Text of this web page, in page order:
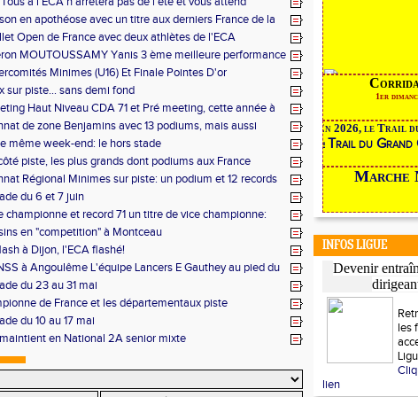
en apothéose avec un titre aux derniers France de la
Open de France avec deux athlètes de l'ECA
MOUTOUSSAMY Yanis 3 ème meilleure performance
Decines: Demi-fond
Minimes (U16) Et Finale Pointes D'or
(U14) à Besançon de haut niveau
sur piste... sans demi fond
Haut Niveau CDA 71 et Pré meeting, cette année à
de zone Benjamins avec 13 podiums, mais aussi
Macon
même week-end: le hors stade
piste, les plus grands dont podiums aux France
ème perf française au triple ESF
Régional Minimes sur piste: un podium et 12 records
du 6 et 7 juin
championne et record 71 un titre de vice championne:
Regionaux d'Epreuves Combinées
en "competition" à Montceau
à Dijon, l'ECA flashé!
à Angoulême L'équipe Lancers E Gauthey au pied du
du 23 au 31 mai
de France et les départementaux piste
du 10 au 17 mai
en National 2A senior mixte
Corrida
1er dimanche
En 2026, le Trail
Trail du Grand
INFOS LIGUE
Devenir
les
lien